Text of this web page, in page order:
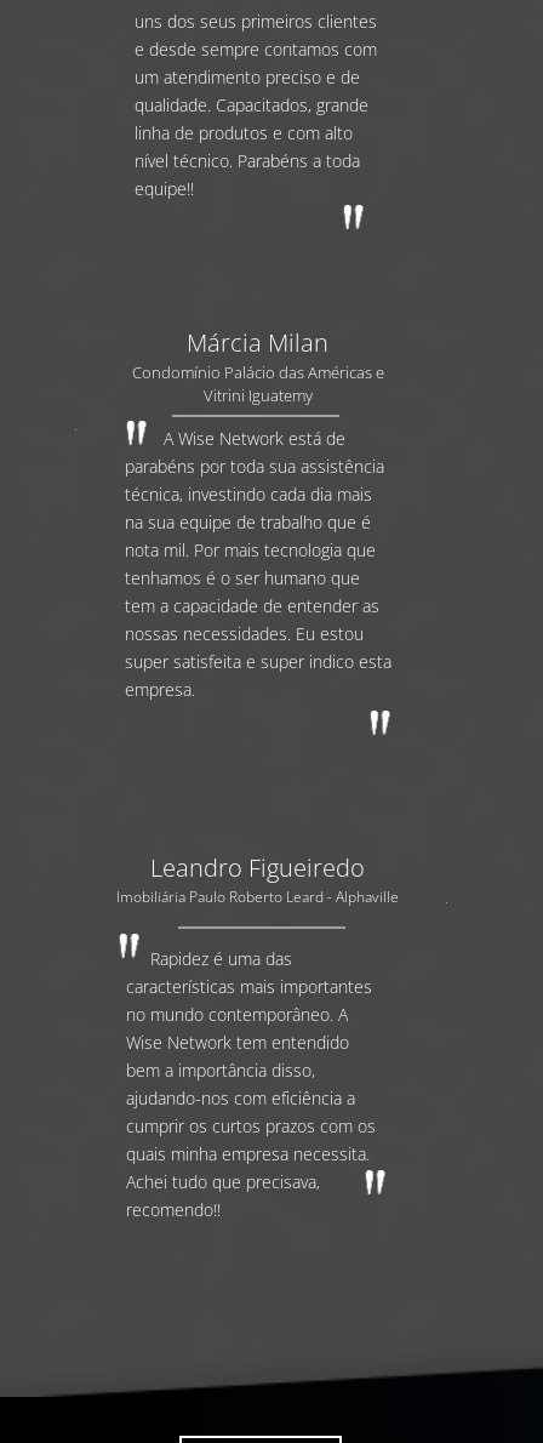
uns dos seus primeiros clientes
e desde sempre contamos com
um atendimento preciso e de
qualidade. Capacitados, grande
linha de produtos e com alto
nível técnico. Parabéns a toda
equipe!!
Márcia Milan
Condomínio Palácio das Américas e
Vitrini Iguatemy
A Wise Network está de
parabéns por toda sua assistência
técnica, investindo cada dia mais
na sua equipe de trabalho que é
nota mil. Por mais tecnologia que
tenhamos é o ser humano que
tem a capacidade de entender as
nossas necessidades. Eu estou
super satisfeita e super indico esta
empresa.
Leandro Figueiredo
Imobiliária Paulo Roberto Leard - Alphaville
Rapidez é uma das
características mais importantes
no mundo contemporâneo. A
Wise Network tem entendido
bem a importância disso,
ajudando-nos com eficiência a
cumprir os curtos prazos com os
quais minha empresa necessita.
Achei tudo que precisava,
recomendo!!